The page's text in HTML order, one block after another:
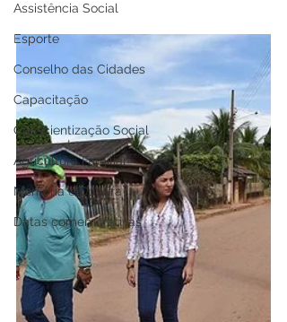
Assistência Social
Esporte
Conselho das Cidades
Capacitação
Conscientização Social
Agricultura Familiar
Memória e Cultura
Datas comemorativas